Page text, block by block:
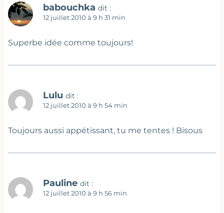
babouchka dit :
12 juillet 2010 à 9 h 31 min
Superbe idée comme toujours!
Lulu dit :
12 juillet 2010 à 9 h 54 min
Toujours aussi appétissant, tu me tentes ! Bisous
Pauline dit :
12 juillet 2010 à 9 h 56 min